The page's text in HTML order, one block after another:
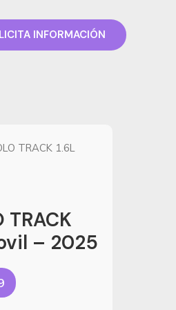
INFORMACIÓN
TRACK 1.6L
TRACK
– 2025
Price
range: